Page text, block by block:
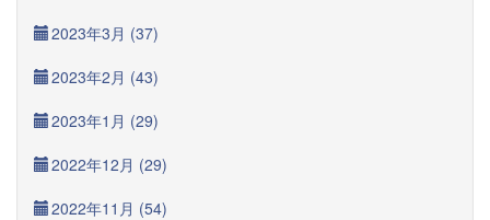
2023年3月 (37)
2023年2月 (43)
2023年1月 (29)
2022年12月 (29)
2022年11月 (54)